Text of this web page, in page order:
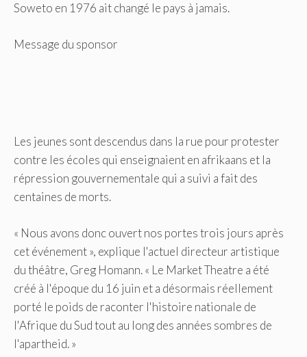
Soweto en 1976 ait changé le pays à jamais.
Message du sponsor
Les jeunes sont descendus dans la rue pour protester
contre les écoles qui enseignaient en afrikaans et la
répression gouvernementale qui a suivi a fait des
centaines de morts.
« Nous avons donc ouvert nos portes trois jours après
cet événement », explique l'actuel directeur artistique
du théâtre, Greg Homann. « Le Market Theatre a été
créé à l'époque du 16 juin et a désormais réellement
porté le poids de raconter l'histoire nationale de
l'Afrique du Sud tout au long des années sombres de
l'apartheid. »